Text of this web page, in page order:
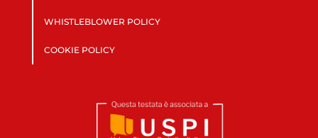
WHISTLEBLOWER POLICY
COOKIE POLICY